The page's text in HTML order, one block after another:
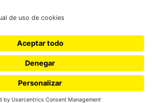
los Andes | Vigilada Mineducación.
Reconocimiento personería jurídica:
Resolución 28 del
Universidad de los Andes